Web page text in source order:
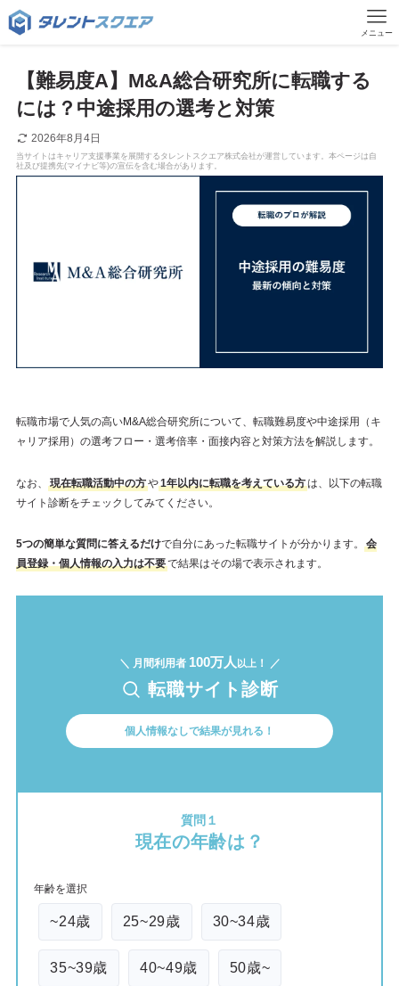
メニュー
【難易度A】M&A総合研究所に転職する
には？中途採用の選考と対策
2026年8月4日
転職市場で人気の高いM&A総合研究所について、転職難易度や中途採用（キ
ャリア採用）の選考フロー・選考倍率・面接内容と対策方法を解説します。
なお、 現在転職活動中の方や1年以内に転職を考えている方は、以下の転職
サイト診断をチェックしてみてください。
5つの簡単な質問に答えるだけで自分にあった転職サイトが分かります。
会
員登録・個人情報の入力は不要で結果はその場で表示されます。
＼ 月間利用者 100万人 以上 ！ ／
転職サイト診断
個人情報なしで結果が見れる！
質問１
現在の年齢は？
年齢を選択
~24歳 25~29歳 30~34歳
35~39歳 40~49歳 50歳~